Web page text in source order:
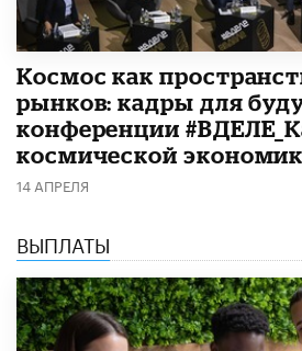
Космос как
рынков: кадры для
конференции
космической
14 АПРЕЛЯ
ВЫПЛАТЫ